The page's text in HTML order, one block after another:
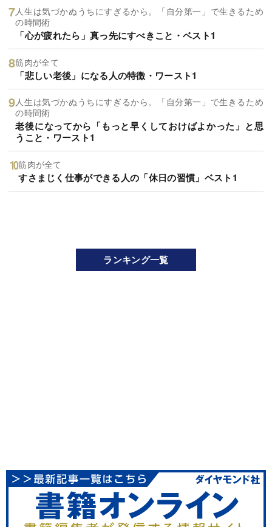
人生は気づかぬうちにすぎるから。「自分第一」で生きるため
の時間術
「心が疲れたら」真っ先にすべきこと・ベスト1
筋肉が全て
「悲しい老後」になる人の特徴・ワースト1
人生は気づかぬうちにすぎるから。「自分第一」で生きるため
の時間術
老後になってから「もっと早くしておけばよかった」と思
うこと・ワースト1
筋肉が全て
すさまじく仕事ができる人の「休日の習慣」ベスト1
ランキング一覧